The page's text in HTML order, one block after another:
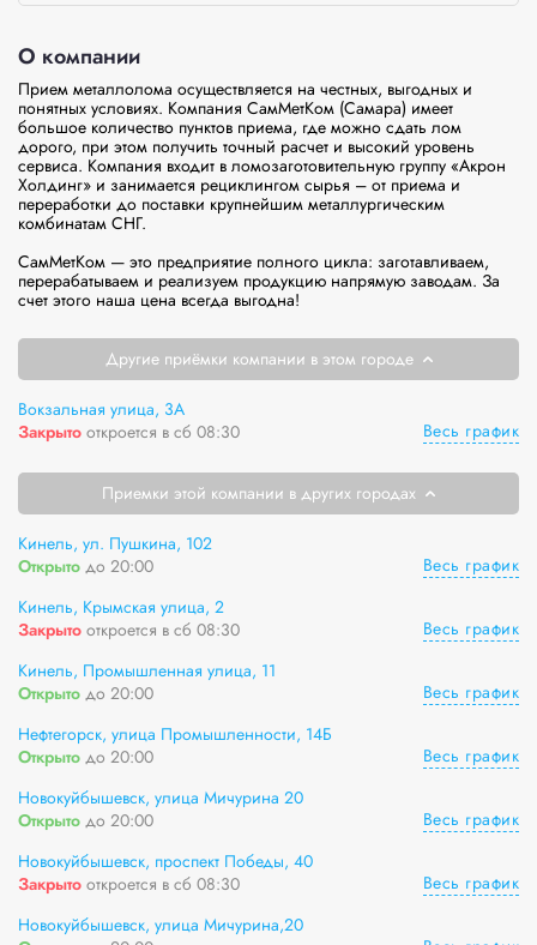
О компании
Прием металлолома осуществляется на честных, выгодных и
понятных условиях. Компания СамМетКом (Самара) имеет
большое количество пунктов приема, где можно сдать лом
дорого, при этом получить точный расчет и высокий уровень
сервиса. Компания входит в ломозаготовительную группу «Акрон
Холдинг» и занимается рециклингом сырья – от приема и
переработки до поставки крупнейшим металлургическим
комбинатам СНГ.
СамМетКом — это предприятие полного цикла: заготавливаем,
перерабатываем и реализуем продукцию напрямую заводам. За
счет этого наша цена всегда выгодна!
Другие приёмки компании в этом городе
Вокзальная улица, 3А
Закрыто откроется в сб 08:30 Весь график
Приемки этой компании в других городах
Кинель, ул. Пушкина, 102
Открыто до 20:00
Весь график
Кинель, Крымская улица, 2
Закрыто откроется в сб 08:30
Весь график
Кинель, Промышленная улица, 11
Открыто до 20:00
Весь график
Нефтегорск, улица Промышленности, 14Б
Открыто до 20:00
Весь график
Новокуйбышевск, улица Мичурина 20
Открыто до 20:00
Весь график
Новокуйбышевск, проспект Победы, 40
Закрыто откроется в сб 08:30
Весь график
Новокуйбышевск, улица Мичурина,20